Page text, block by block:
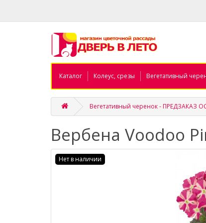
Каталог Колеус, срезы Вегетативный
Вегетативный черенок - ПРЕДЗАКАЗ
Вербена Voodoo
Нет в наличии